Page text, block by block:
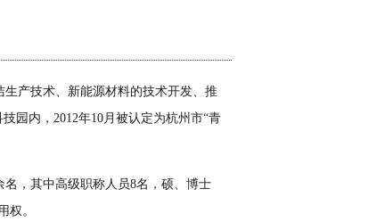
产技术、新能源材料的技术开发、推
园内，2012年10月被认定为杭州市“青
，其中高级职称人员8名，硕、博士
权。